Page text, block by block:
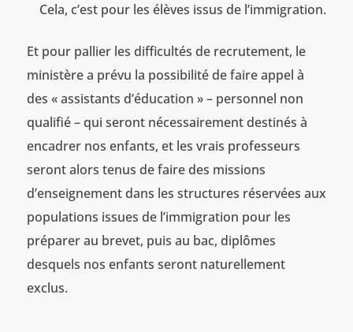
Cela, c’est pour les élèves issus de l’immigration.
Et pour pallier les difficultés de recrutement, le
ministère a prévu la possibilité de faire appel à
des « assistants d’éducation » – personnel non
qualifié – qui seront nécessairement destinés à
encadrer nos enfants, et les vrais professeurs
seront alors tenus de faire des missions
d’enseignement dans les structures réservées aux
populations issues de l’immigration pour les
préparer au brevet, puis au bac, diplômes
desquels nos enfants seront naturellement
exclus.